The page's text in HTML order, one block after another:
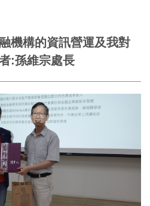
機構的資訊營運及我對
:孫維宗處長